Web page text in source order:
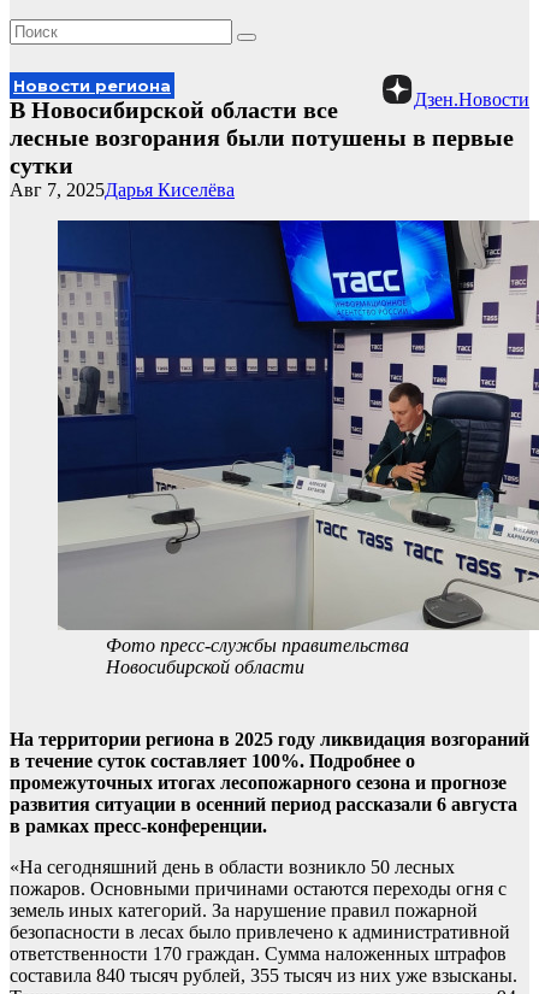
Дзен.Новости
Новости региона
В Новосибирской области все
лесные возгорания были потушены в первые
сутки
Дарья Киселёва
Авг 7, 2025
Фото пресс-службы правительства
Новосибирской области
На территории региона в 2025 году ликвидация возгораний
в течение суток составляет 100%. Подробнее о
промежуточных итогах лесопожарного сезона и прогнозе
развития ситуации в осенний период рассказали 6 августа
в рамках пресс-конференции.
«На сегодняшний день в области возникло 50 лесных
пожаров. Основными причинами остаются переходы огня с
земель иных категорий. За нарушение правил пожарной
безопасности в лесах было привлечено к административной
ответственности 170 граждан. Сумма наложенных штрафов
составила 840 тысяч рублей, 355 тысяч из них уже взысканы.